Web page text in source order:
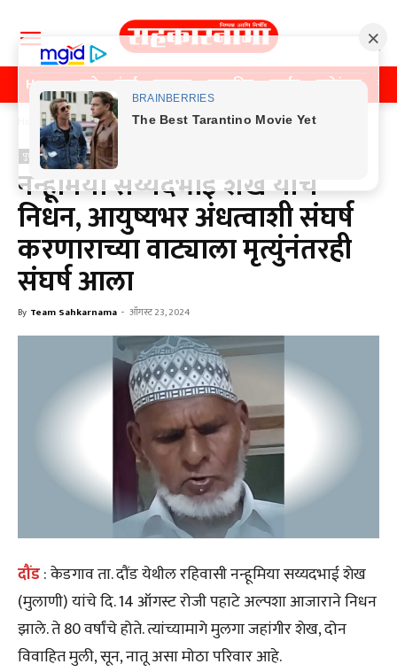
Home पुणे मुंबई महाराष्ट्र राजकीय क्राईम मनोरंजन
Home पुणे
पुणे
नन्हूमिया सय्यदभाई शेख यांचे
निधन, आयुष्यभर अंधत्वाशी संघर्ष
करणाराच्या वाट्याला मृत्युंनंतरही
संघर्ष आला
By Team Sahkarnama - ऑगस्ट 23, 2024
दौंड: केडगाव ता. दौंड येथील रहिवासी नन्हूमिया सय्यदभाई शेख
(मुलाणी) यांचे दि. 14 ऑगस्ट रोजी पहाटे अल्पशा आजाराने निधन
झाले. ते 80 वर्षांचे होते. त्यांच्यामागे मुलगा जहांगीर शेख, दोन
विवाहित मुली, सून, नातू असा मोठा परिवार आहे.